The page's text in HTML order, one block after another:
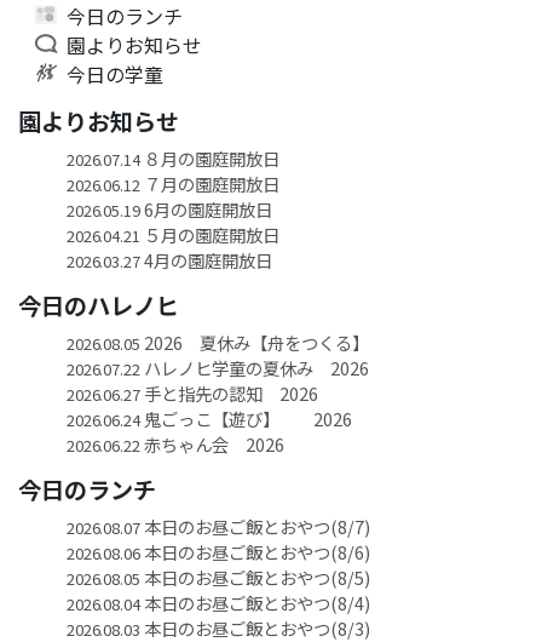
今日のランチ
園よりお知らせ
今日の学童
園よりお知らせ
2026.07.14８月の園庭開放日
2026.06.12 ７月の園庭開放日
2026.05.196月の園庭開放日
2026.04.21 ５月の園庭開放日
2026.03.274月の園庭開放日
今日のハレノヒ
2026.08.05 2026 夏休み【舟をつくる】
2026.07.22 ハレノヒ学童の夏休み 2026
2026.06.27手と指先の認知 2026
2026.06.24鬼ごっこ【遊び】 2026
2026.06.22赤ちゃん会 2026
今日のランチ
2026.08.07本日のお昼ご飯とおやつ(8/7)
2026.08.06本日のお昼ご飯とおやつ(8/6)
2026.08.05 本日のお昼ご飯とおやつ(8/5)
2026.08.04本日のお昼ご飯とおやつ(8/4)
2026.08.03 本日のお昼ご飯とおやつ(8/3)